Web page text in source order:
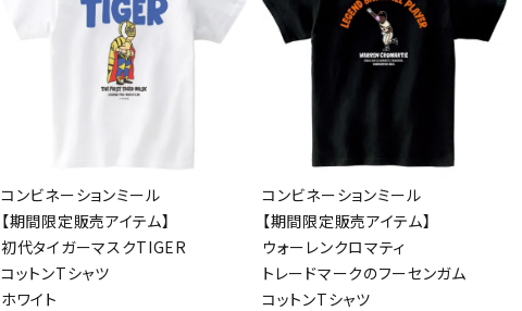
コンビネーションミール
【期間限定販売アイテム】
初代タイガーマスクTIGER
コットンTシャツ
ホワイト
コンビネーションミール
【期間限定販売アイテム】
ウォーレンクロマティ
トレードマークのフーセンガム
コットンTシャツ